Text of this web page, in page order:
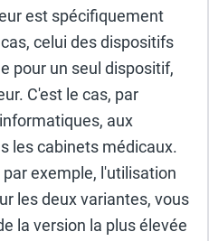
est spécifiquement
celui des dispositifs
pour un seul dispositif,
C'est le cas, par
aux
les cabinets médicaux.
exemple, l'utilisation
les deux variantes, vous
la version la plus élevée